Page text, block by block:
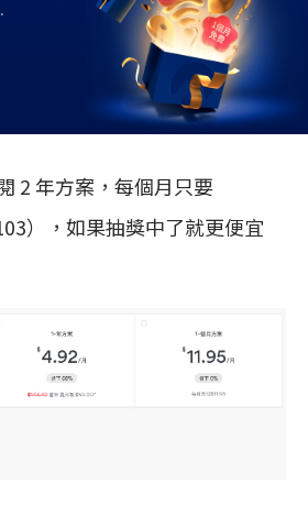
2 年方案，每個月只要
），如果抽獎中了就更便宜